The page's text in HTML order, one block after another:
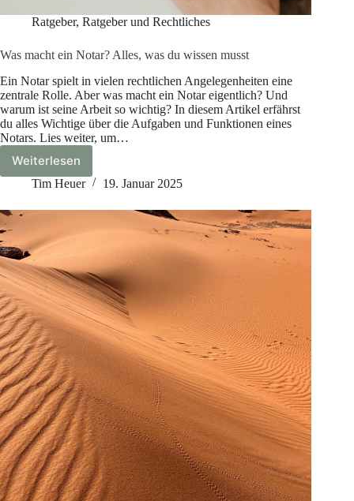
Ratgeber, Ratgeber und Rechtliches
Was macht ein Notar? Alles, was du wissen musst
Ein Notar spielt in vielen rechtlichen Angelegenheiten eine
zentrale Rolle. Aber was macht ein Notar eigentlich? Und
warum ist seine Arbeit so wichtig? In diesem Artikel erfährst
du alles Wichtige über die Aufgaben und Funktionen eines
Notars. Lies weiter, um…
Weiterlesen
Was
macht
Notar?
was
wissen
musst
Tim Heuer 19. Januar 2025